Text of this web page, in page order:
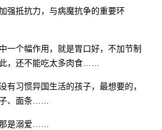
强抵抗力，与病魔抗争的重要环
一个幅作用，就是胃口好，不加节制
，还不能吃太多肉食……
有习惯异国生活的孩子，最想要的，
、面条……
是溺爱……